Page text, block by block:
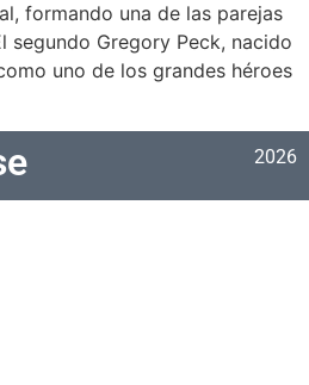
formando una de las parejas
segundo Gregory Peck, nacido
uno de los grandes héroes
2026